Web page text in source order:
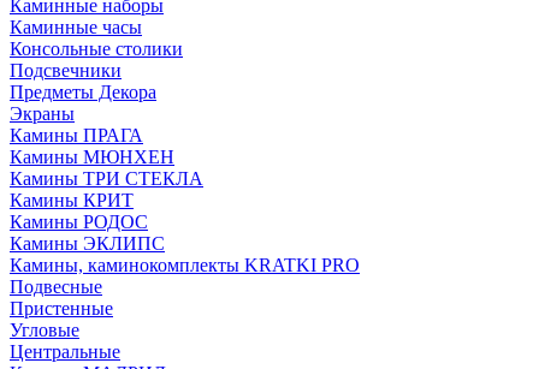
Каминные наборы
Каминные часы
Консольные столики
Подсвечники
Предметы Декора
Экраны
Камины ПРАГА
Камины МЮНХЕН
Камины ТРИ СТЕКЛА
Камины КРИТ
Камины РОДОС
Камины ЭКЛИПС
Камины, каминокомплекты KRATKI PRO
Подвесные
Пристенные
Угловые
Центральные